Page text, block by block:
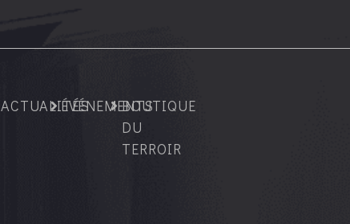
ACTUALITÉSÉVÉNEMENTSBOUTIQUE
DU
TERROIR